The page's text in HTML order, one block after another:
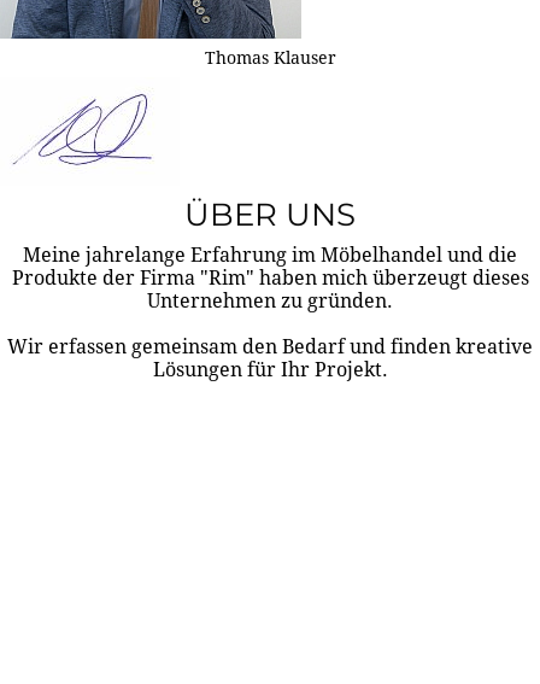
Thomas Klauser
ÜBER UNS
Meine jahrelange Erfahrung im Möbelhandel und die
Produkte der Firma "Rim" haben mich überzeugt dieses
Unternehmen zu gründen.
Wir erfassen gemeinsam den Bedarf und finden kreative
Lösungen für Ihr Projekt.